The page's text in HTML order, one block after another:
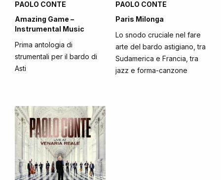
PAOLO CONTE
Amazing Game –
Instrumental Music
Prima antologia di
strumentali per il bardo di
Asti
PAOLO CONTE
Paris Milonga
Lo snodo cruciale nel fare
arte del bardo astigiano, tra
Sudamerica e Francia, tra
jazz e forma-canzone